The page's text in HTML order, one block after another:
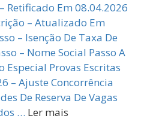
Retificado Em 08.04.2026
– Atualizado Em
– Isenção De Taxa De
– Nome Social Passo A
Especial Provas Escritas
– Ajuste Concorrência
De Reserva De Vagas
… Ler mais